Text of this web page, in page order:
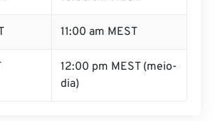
11:00 am MEST
12:00 pm MEST (meio-
dia)